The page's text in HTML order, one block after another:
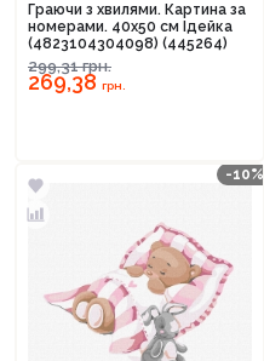
Граючи з хвилями. Картина за
номерами. 40х50 см Ідейка
(4823104304098) (445264)
299,31грн.
269,38 грн.
-10%